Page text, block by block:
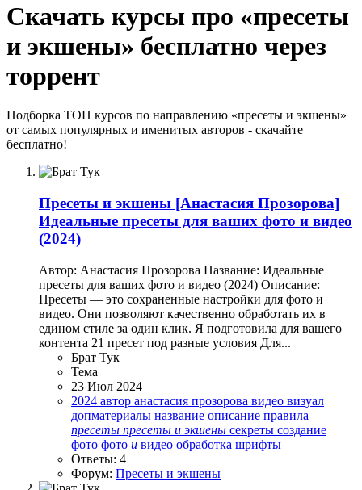
Скачать курсы про «пресеты
и экшены» бесплатно через
торрент
Подборка ТОП курсов по направлению «пресеты и экшены»
от самых популярных и именитых авторов - скачайте
бесплатно!
Пресеты и экшены [Анастасия Прозорова]
Идеальные пресеты для ваших фото и видео
(2024)
Автор: Анастасия Прозорова Название: Идеальные
пресеты для ваших фото и видео (2024) Описание:
Пресеты — это сохраненные настройки для фото и
видео. Они позволяют качественно обработать их в
едином стиле за один клик. Я подготовила для вашего
контента 21 пресет под разные условия Для...
Брат Тук
Тема
23 Июл 2024
2024 автор анастасия прозорова видео визуал
допматериалы название описание правила
пресеты пресеты и экшены секреты создание
фото фото и видео обработка шрифты
Ответы: 4
Форум: Пресеты и экшены